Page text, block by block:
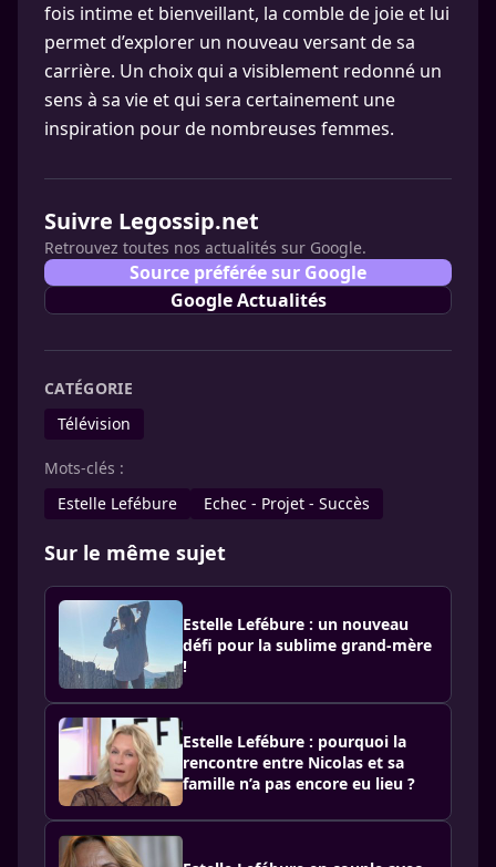
fois intime et bienveillant, la comble de joie et lui
permet d’explorer un nouveau versant de sa
carrière. Un choix qui a visiblement redonné un
sens à sa vie et qui sera certainement une
inspiration pour de nombreuses femmes.
Suivre Legossip.net
Retrouvez toutes nos actualités sur Google.
Source préférée sur Google
Google Actualités
CATÉGORIE
Télévision
Mots-clés :
Estelle Lefébure
Echec - Projet - Succès
Sur le même sujet
Estelle Lefébure : un nouveau
défi pour la sublime grand-mère
!
Estelle Lefébure : pourquoi la
rencontre entre Nicolas et sa
famille n’a pas encore eu lieu ?